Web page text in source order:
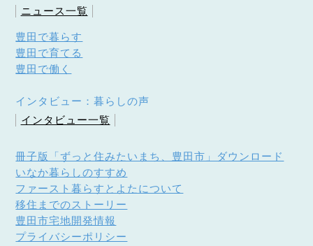
ニュース一覧
豊田で暮らす
豊田で育てる
豊田で働く
インタビュー：暮らしの声
インタビュー一覧
冊子版「ずっと住みたいまち、豊田市」ダウンロード
いなか暮らしのすすめ
ファースト暮らすとよたについて
移住までのストーリー
豊田市宅地開発情報
プライバシーポリシー